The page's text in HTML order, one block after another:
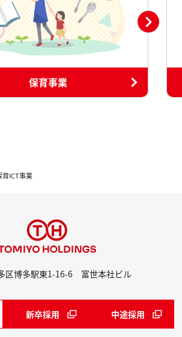
保育コン
育ICT事業
区博多駅東1-16-6 富世本社ビル
新卒採用 中途採用